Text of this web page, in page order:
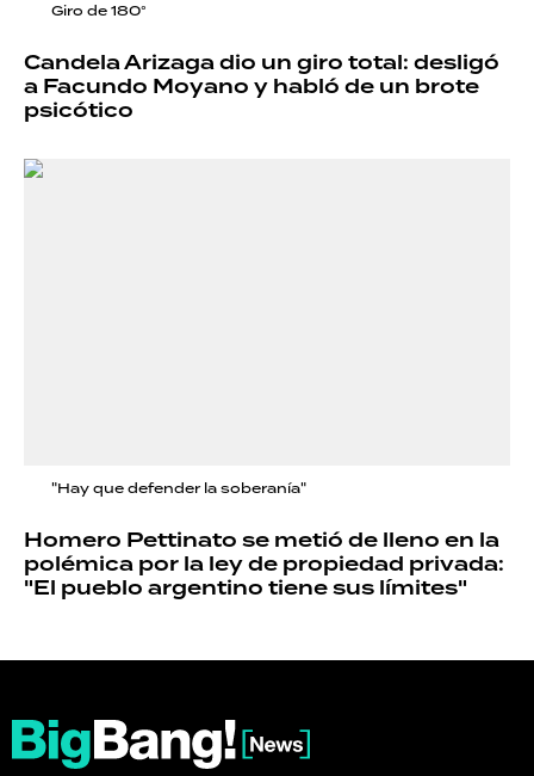
Giro de 180°
Candela Arizaga dio un giro total: desligó
a Facundo Moyano y habló de un brote
psicótico
"Hay que defender la soberanía"
Homero Pettinato se metió de lleno en la
polémica por la ley de propiedad privada:
"El pueblo argentino tiene sus límites"